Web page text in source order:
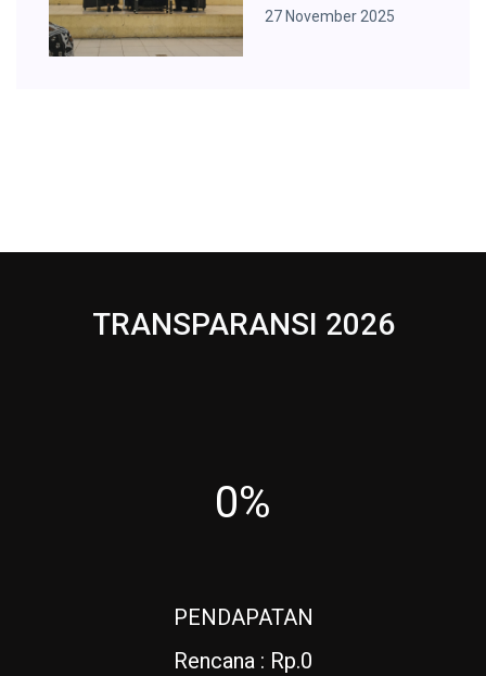
27 November 2025
TRANSPARANSI 2026
0%
PENDAPATAN
Rencana : Rp.0